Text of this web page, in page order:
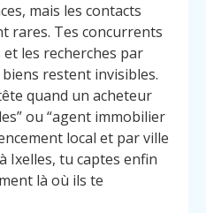
mais les contacts
rares. Tes concurrents
les recherches par
restent invisibles.
quand un acheteur
ou “agent immobilier
local et par ville
Ixelles, tu captes enfin
là où ils te